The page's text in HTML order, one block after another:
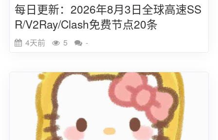
每日更新：2026年8月3日全球高速SS
R/V2Ray/Clash免费节点20条
4天前 5 -